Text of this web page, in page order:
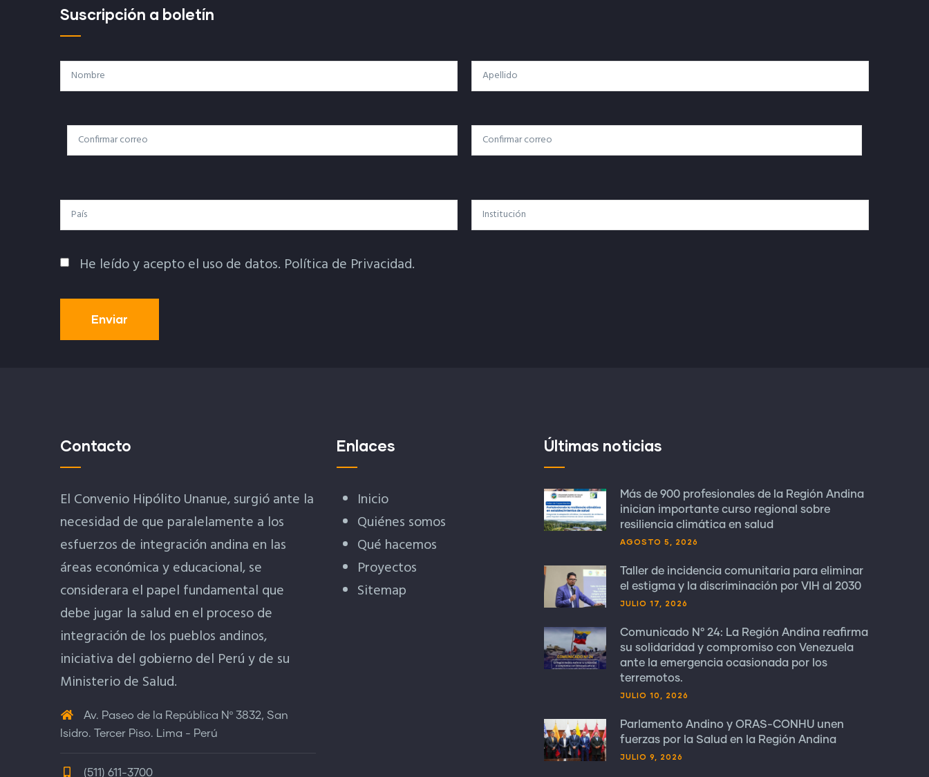
Suscripción a boletín
Nombre Apellido
Correo
Electrónico
Correo Electrónico Confirmar Correo
País Institución
Política De Privacidad
He leído y acepto el uso de datos. Política de Privacidad.
Contacto
El Convenio Hipólito Unanue, surgió ante la
necesidad de que paralelamente a los
esfuerzos de integración andina en las
áreas económica y educacional, se
considerara el papel fundamental que
debe jugar la salud en el proceso de
integración de los pueblos andinos,
iniciativa del gobierno del Perú y de su
Ministerio de Salud.
Av. Paseo de la República Nº 3832, San
Isidro. Tercer Piso. Lima - Perú
(511) 611-3700
Enlaces
Inicio
Quiénes somos
Qué hacemos
Proyectos
Sitemap
Últimas noticias
Más de 900 profesionales de la Región Andina
inician importante curso regional sobre
resiliencia climática en salud
AGOSTO 5, 2026
Taller de incidencia comunitaria para eliminar
el estigma y la discriminación por VIH al 2030
JULIO 17, 2026
Comunicado N° 24: La Región Andina reafirma
su solidaridad y compromiso con Venezuela
ante la emergencia ocasionada por los
terremotos.
JULIO 10, 2026
Parlamento Andino y ORAS-CONHU unen
fuerzas por la Salud en la Región Andina
JULIO 9, 2026